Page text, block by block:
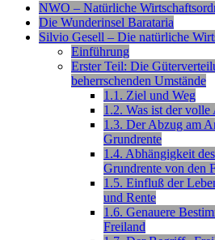
NWO – Natürliche
Die Wunderinsel Barataria
Silvio Gesell – Die natürliche
Einführung
Erster Teil: Die
beherrschenden Umstände
1.1. Ziel und Weg
1.2. Was ist der volle
1.3. Der Abzug am
Grundrente
1.4. Abhängigkeit
Grundrente von den
1.5. Einfluß der
und Rente
1.6. Genauere
Freiland